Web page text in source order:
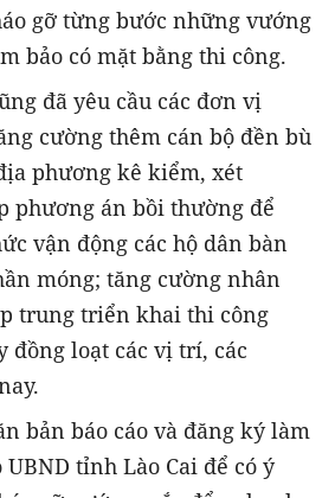
gỡ từng bước những vướng
bảo có mặt bằng thi công.
đã yêu cầu các đơn vị
cường thêm cán bộ đền bù
phương kê kiểm, xét
phương án bồi thường để
vận động các hộ dân bàn
móng; tăng cường nhân
trung triển khai thi công
đồng loạt các vị trí, các
bản báo cáo và đăng ký làm
tỉnh Lào Cai để có ý